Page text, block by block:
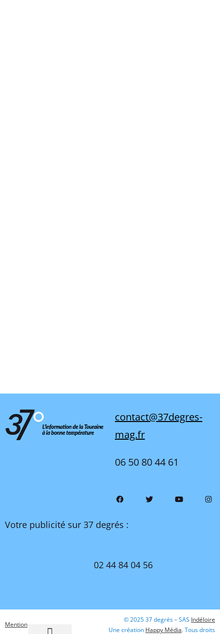
contact@37degres-
mag.fr
06 50 80 44 61
Votre publicité sur 37 degrés :
02 44 84 04 56
Mention
© 2025 37 degrés – SAS Indéloire
Une création Happy Média. Tous droits